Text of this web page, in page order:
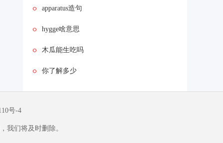
apparatus造句
hygge啥意思
木瓜能生吃吗
你了解多少
号-4
我们将及时删除。